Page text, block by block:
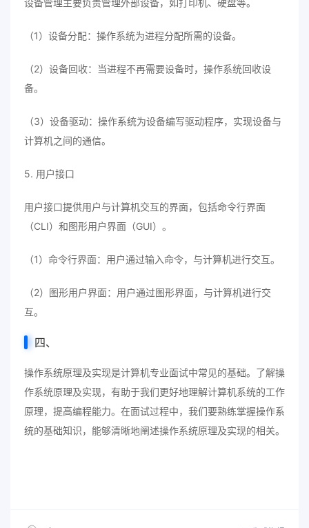
设备管理主要负责管理外部设备，如打印机、硬盘等。
（1）设备分配：操作系统为进程分配所需的设备。
（2）设备回收：当进程不再需要设备时，操作系统回收设
备。
（3）设备驱动：操作系统为设备编写驱动程序，实现设备与
计算机之间的通信。
5. 用户接口
用户接口提供用户与计算机交互的界面，包括命令行界面
（CLI）和图形用户界面（GUI）。
（1）命令行界面：用户通过输入命令，与计算机进行交互。
（2）图形用户界面：用户通过图形界面，与计算机进行交
互。
四、
操作系统原理及实现是计算机专业面试中常见的基础。了解操
作系统原理及实现，有助于我们更好地理解计算机系统的工作
原理，提高编程能力。在面试过程中，我们要熟练掌握操作系
统的基础知识，能够清晰地阐述操作系统原理及实现的相关。